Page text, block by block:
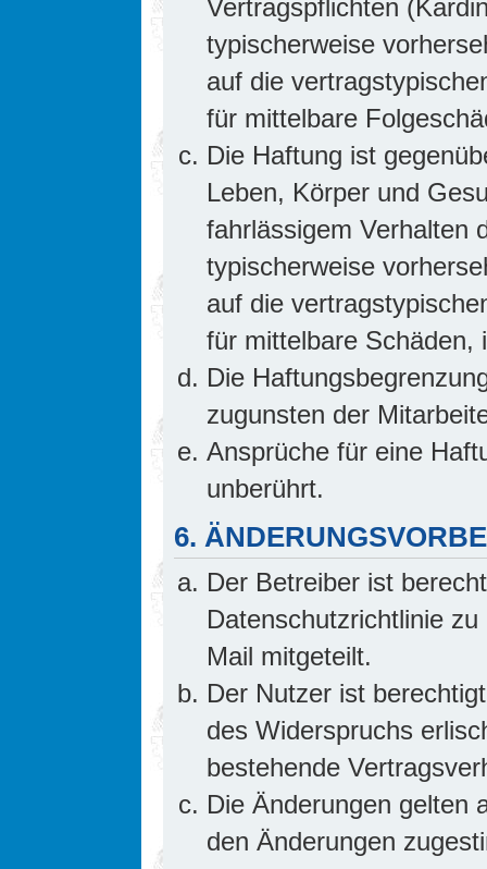
Vertragspflichten
typischerweise
auf die
für mittelbare
Die Haftung ist
Leben, Körper und
fahrlässigem Verhalten
typischerweise
auf die
für mittelbare Schäden,
Die
zugunsten der
Ansprüche für eine
unberührt.
6.
Der Betreiber ist
Datenschutzrichtlinie
Mail mitgeteilt.
Der Nutzer ist
des Widerspruchs
bestehende
Die Änderungen gelten
den Änderungen